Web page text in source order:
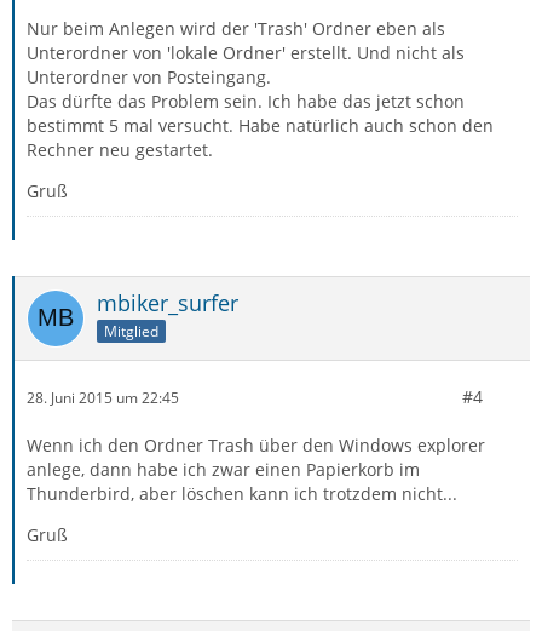
Nur beim Anlegen wird der 'Trash' Ordner eben als
Unterordner von 'lokale Ordner' erstellt. Und nicht als
Unterordner von Posteingang.
Das dürfte das Problem sein. Ich habe das jetzt schon
bestimmt 5 mal versucht. Habe natürlich auch schon den
Rechner neu gestartet.
Gruß
mbiker_surfer
Mitglied
28. Juni 2015 um 22:45 #4
Wenn ich den Ordner Trash über den Windows explorer
anlege, dann habe ich zwar einen Papierkorb im
Thunderbird, aber löschen kann ich trotzdem nicht...
Gruß